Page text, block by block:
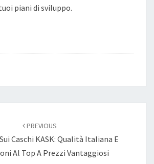
piani di sviluppo.
PREVIOUS
Caschi KASK: Qualità Italiana E
Al Top A Prezzi Vantaggiosi